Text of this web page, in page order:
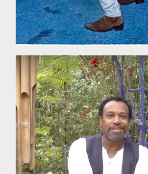
Rencontre avec
Derotus
à l’occasion de sa
artistique